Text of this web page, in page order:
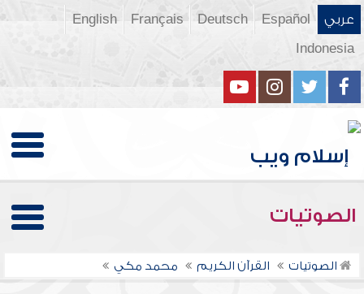
عربي Español
Deutsch
Français
English
Indonesia
الصوتيات
الصوتيات القرآن الكريم محمد مكي